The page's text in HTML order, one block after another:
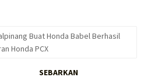
Buat Honda Babel Berhasil
Honda PCX
SEBARKAN